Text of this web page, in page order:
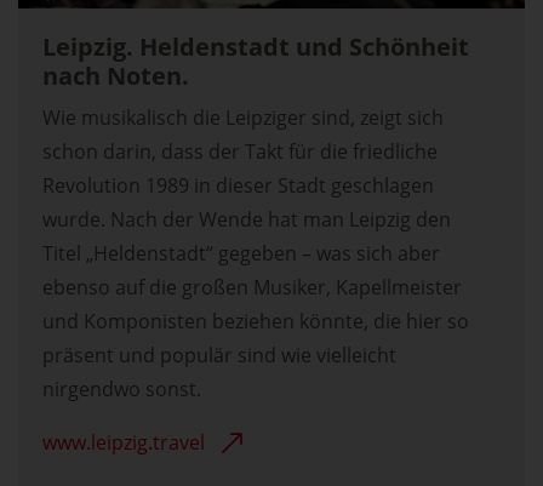
Leipzig. Heldenstadt und Schönheit
nach Noten.
Wie musikalisch die Leipziger sind, zeigt sich
schon darin, dass der Takt für die friedliche
Revolution 1989 in dieser Stadt geschlagen
wurde. Nach der Wende hat man Leipzig den
Titel „Heldenstadt“ gegeben – was sich aber
ebenso auf die großen Musiker, Kapellmeister
und Komponisten beziehen könnte, die hier so
präsent und populär sind wie vielleicht
nirgendwo sonst.
www.leipzig.travel